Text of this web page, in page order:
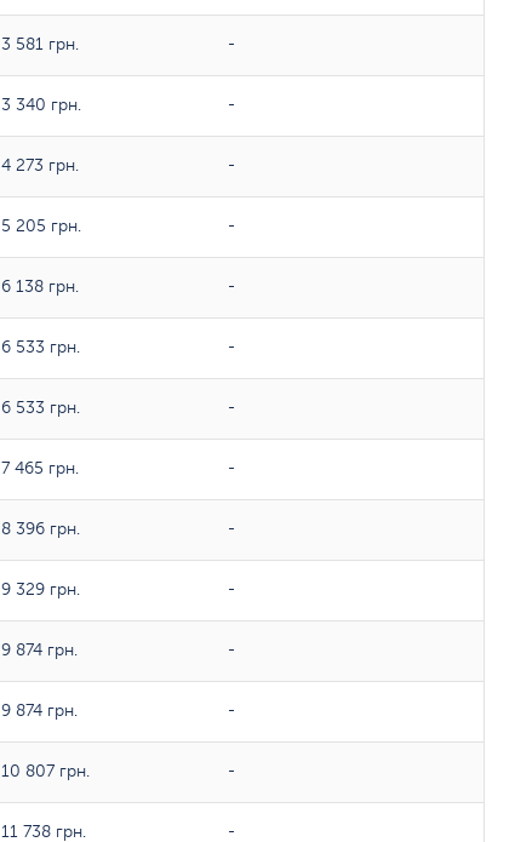
3 581 грн. -
3 340 грн. -
4 273 грн. -
5 205 грн. -
6 138 грн. -
6 533 грн. -
6 533 грн. -
7 465 грн. -
8 396 грн. -
9 329 грн. -
9 874 грн. -
9 874 грн. -
10 807 грн. -
11 738 грн. -